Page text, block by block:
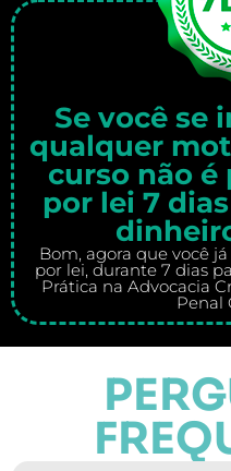
Se você se
qualquer
curso não é
por lei 7
Bom, agora que você
por lei, durante 7 dias
Prática na Advocacia
Penal